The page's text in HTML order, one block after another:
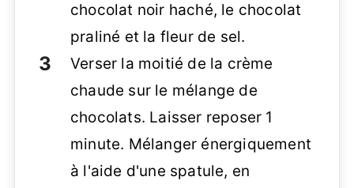
chocolat noir haché, le chocolat
praliné et la fleur de sel.
Verser la moitié de la crème
chaude sur le mélange de
chocolats. Laisser reposer 1
minute. Mélanger énergiquement
à l'aide d'une spatule, en